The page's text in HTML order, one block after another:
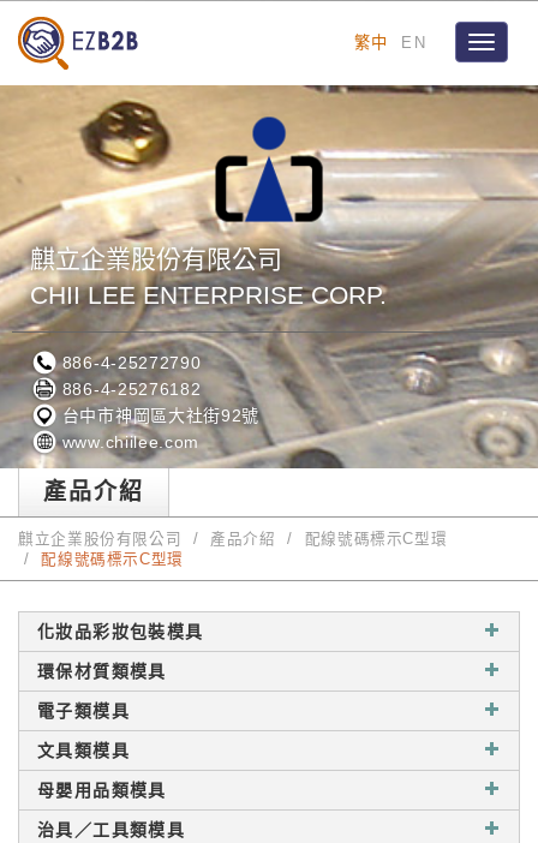
繁中 EN
Toggle
麒立企業股份有限公司
CHII LEE ENTERPRISE CORP.
886-4-25272790
886-4-25276182
台中市神岡區大社街92號
www.chiilee.com
產品介紹
麒立企業股份有限公司 產品介紹
配線號碼標示C型環
配線號碼標示C型環
化妝品彩妝包裝模具
環保材質類模具
電子類模具
文具類模具
母嬰用品類模具
治具／工具類模具